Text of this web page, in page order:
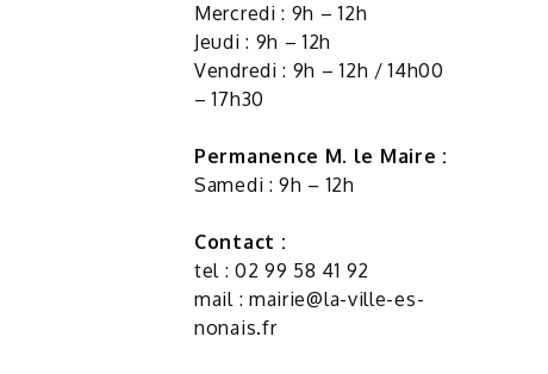
Mercredi : 9h – 12h
Jeudi : 9h – 12h
Vendredi : 9h – 12h / 14h00
– 17h30
Permanence M. le Maire :
Samedi : 9h – 12h
Contact :
tel : 02 99 58 41 92
mail : mairie@la-ville-es-
nonais.fr